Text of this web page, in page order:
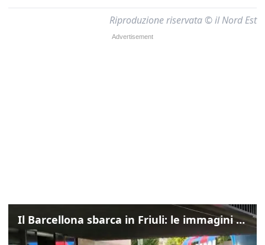
Riproduzione riservata © il Nord Est
Il Barcellona sbarca in Friuli: le immagini dell'arrivo in albergo